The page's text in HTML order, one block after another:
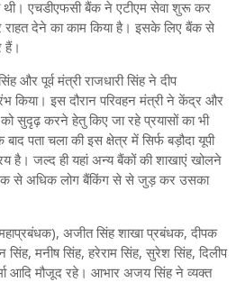
थी। एचडीएफसी बैंक ने एटीएम सेवा शुरू कर
कर राहत देने का काम किया है। इसके लिए बैंक से
हैं।
और पूर्व मंत्री राजधारी सिंह ने दीप
किया। इस दौरान परिवहन मंत्री ने केंद्र और
को सुदृढ़ करने हेतु किए जा रहे प्रयासों का भी
पता चला की इस क्षेत्र में सिर्फ बड़ौदा यूपी
है। जल्द ही यहां अन्य बैंकों की शाखाएं खोलने
से अधिक लोग बैंकिंग से से जुड़ कर उसका
अजीत सिंह शाखा प्रबंधक, दीपक
सिंह, मनीष सिंह, हरेराम सिंह, सुरेश सिंह, दिलीप
आदि मौजूद रहे। आभार अजय सिंह ने व्यक्त